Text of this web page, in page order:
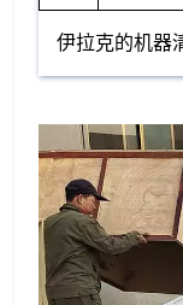
伊拉克的机器